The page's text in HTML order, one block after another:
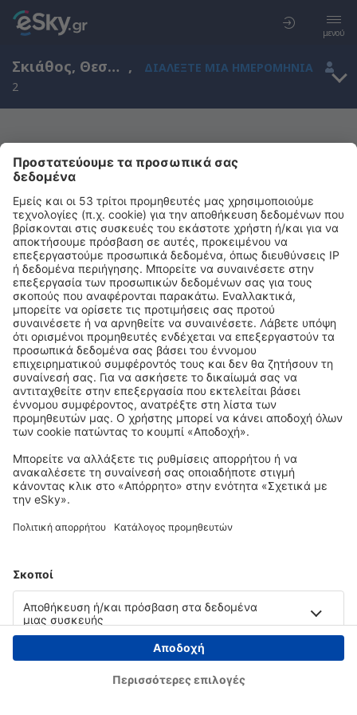
μενού
Σκιάθος, Θεσσαλία, Ελλάδα ,
ΔΙΑΛΈΞΤΕ ΜΙΑ ΗΜΕΡΟΜΗΝΊΑ
2
Μας συγχωρείτε, δεν υπάρχουν
αποτελέσματα για την αναζήτησή σας
Προσπαθήστε να κάνετε αναζήτηση με διαφορετικά κριτήρια
Copyright © eSky.gr. Με την επιφύλαξη παντός νομίμου δικαιώματος.